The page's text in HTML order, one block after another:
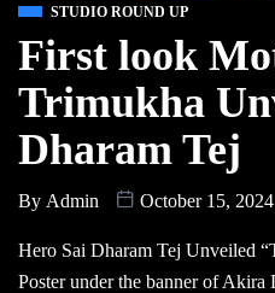
STUDIO ROUND UP
First look
Trimukha
Dharam Tej
By Admin October 15, 2024
Hero Sai Dharam Tej Unveiled
Poster under the banner of